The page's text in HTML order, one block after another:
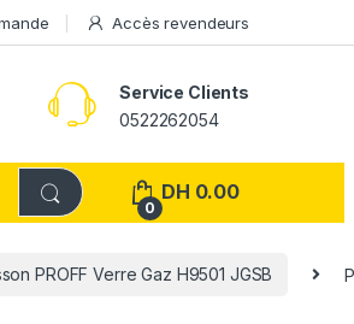
Accès revendeurs
Service Clients
0522262054
0
DH 0.00
PROFF Verre Gaz H9501 JGSB